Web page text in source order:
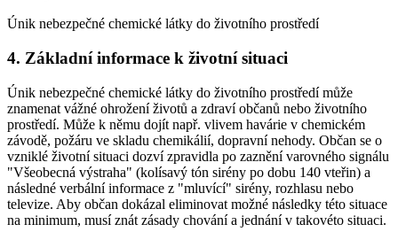
Únik nebezpečné chemické látky do životního prostředí
4. Základní informace k životní situaci
Únik nebezpečné chemické látky do životního prostředí může
znamenat vážné ohrožení životů a zdraví občanů nebo životního
prostředí. Může k němu dojít např. vlivem havárie v chemickém
závodě, požáru ve skladu chemikálií, dopravní nehody. Občan se o
vzniklé životní situaci dozví zpravidla po zaznění varovného signálu
"Všeobecná výstraha" (kolísavý tón sirény po dobu 140 vteřin) a
následné verbální informace z "mluvící" sirény, rozhlasu nebo
televize. Aby občan dokázal eliminovat možné následky této situace
na minimum, musí znát zásady chování a jednání v takovéto situaci.